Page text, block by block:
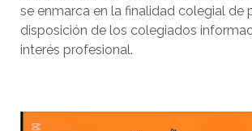
se enmarca en la finalidad colegial de
disposición de los colegiados
interés profesional.
Reproductor